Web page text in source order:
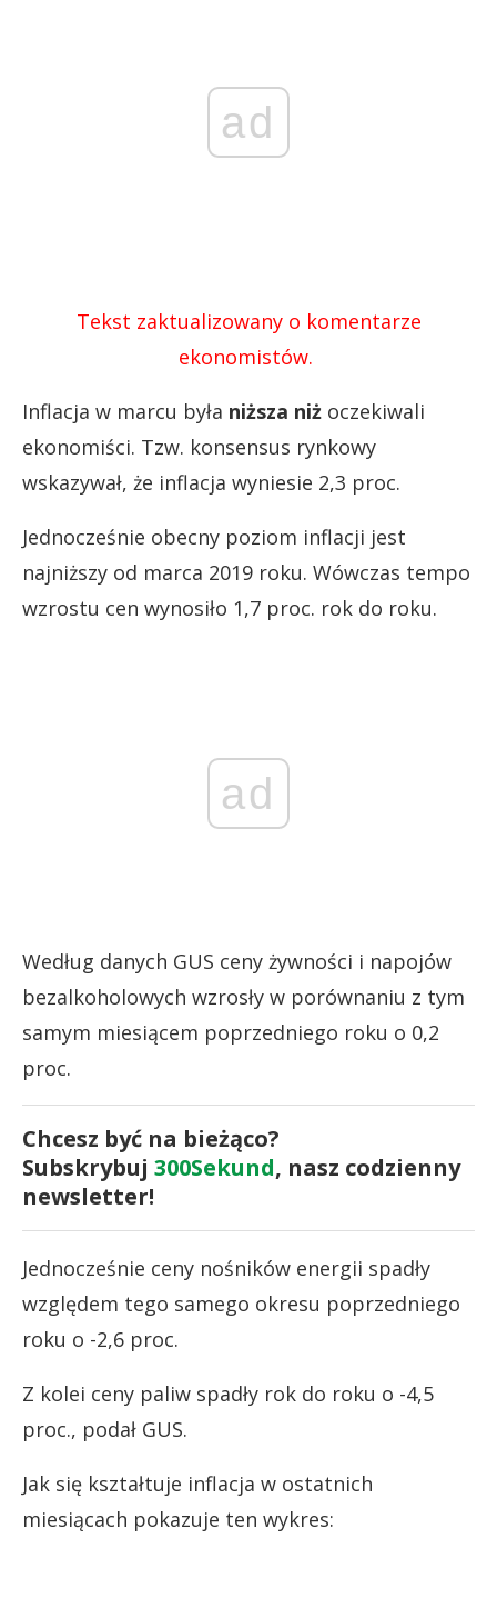
ad
Tekst zaktualizowany o komentarze
ekonomistów.
Inflacja w marcu była niższa niż oczekiwali
ekonomiści. Tzw. konsensus rynkowy
wskazywał, że inflacja wyniesie 2,3 proc.
Jednocześnie obecny poziom inflacji jest
najniższy od marca 2019 roku. Wówczas tempo
wzrostu cen wynosiło 1,7 proc. rok do roku.
ad
Według danych GUS ceny żywności i napojów
bezalkoholowych wzrosły w porównaniu z tym
samym miesiącem poprzedniego roku o 0,2
proc.
Chcesz być na bieżąco?
Subskrybuj 300Sekund, nasz codzienny
newsletter!
Jednocześnie ceny nośników energii spadły
względem tego samego okresu poprzedniego
roku o -2,6 proc.
Z kolei ceny paliw spadły rok do roku o -4,5
proc., podał GUS.
Jak się kształtuje inflacja w ostatnich
miesiącach pokazuje ten wykres: